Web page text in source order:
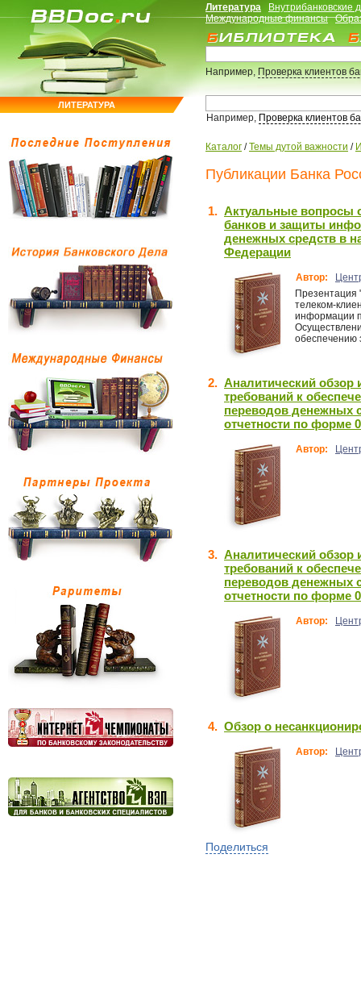
ЛИТЕРАТУРА
Литература
Внутрибанковские
Международные финансы
Например,Проверка клиентов
Например, Проверка клиентов
Каталог /Темы дутой важности /
Публикации Банка
1. Актуальные вопросы
банков и защиты
денежных средств в
Федерации
Автор:
Презентация
телеком-
информации
обеспечению
2. Аналитический обзор
требований к
переводов денежных
отчетности по форме
Автор:
3. Аналитический обзор
требований к
переводов денежных
отчетности по форме
Автор:
4. Обзор о
Автор:
Поделиться